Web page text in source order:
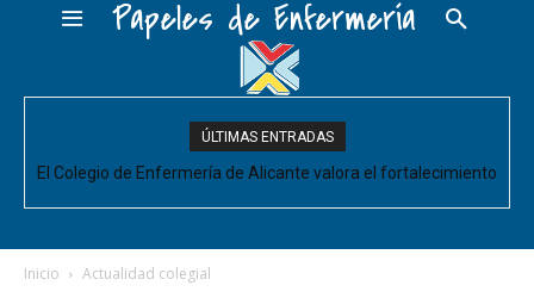
Papeles de Enfermería
ÚLTIMAS ENTRADAS
El Colegio de Enfermería de Alicante valora el fortalecimiento
acompañe de decisiones estructurales para...
El Colegio de Enfermería de Alicante pide negociar para
y CESM-CV
Inicio Actualidad colegial